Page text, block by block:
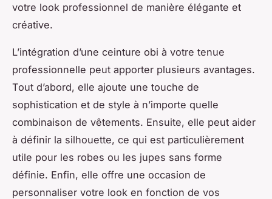
votre look professionnel de manière élégante et
créative.
L’intégration d’une ceinture obi à votre tenue
professionnelle peut apporter plusieurs avantages.
Tout d’abord, elle ajoute une touche de
sophistication et de style à n’importe quelle
combinaison de vêtements. Ensuite, elle peut aider
à définir la silhouette, ce qui est particulièrement
utile pour les robes ou les jupes sans forme
définie. Enfin, elle offre une occasion de
personnaliser votre look en fonction de vos